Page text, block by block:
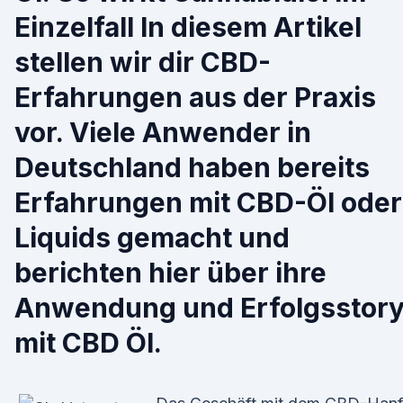
Einzelfall In diesem Artikel
stellen wir dir CBD-
Erfahrungen aus der Praxis
vor. Viele Anwender in
Deutschland haben bereits
Erfahrungen mit CBD-Öl oder
Liquids gemacht und
berichten hier über ihre
Anwendung und
mit CBD Öl.